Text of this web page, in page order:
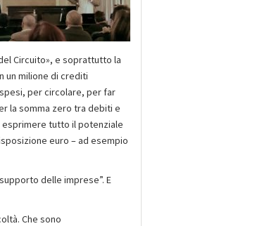
Circuito», e soprattutto la
un milione di crediti
per circolare, per far
la somma zero tra debiti e
esprimere tutto il potenziale
euro – ad esempio
delle imprese”. E
Che sono